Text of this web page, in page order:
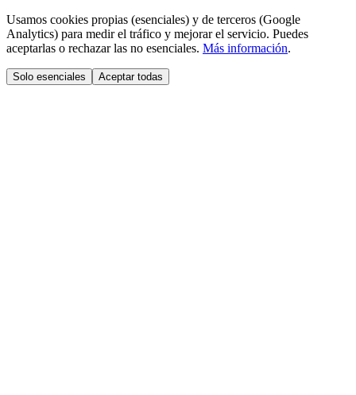
Usamos cookies propias (esenciales) y de terceros (Google
Analytics) para medir el tráfico y mejorar el servicio. Puedes
aceptarlas o rechazar las no esenciales. Más información.
Solo esenciales Aceptar todas